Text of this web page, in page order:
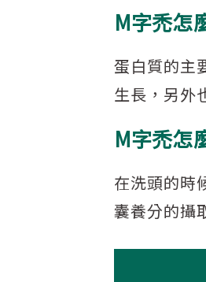
M字禿怎
蛋白質的主
生長，另外
M字禿怎
在洗頭的時
囊養分的攝